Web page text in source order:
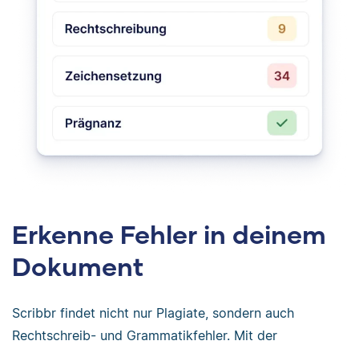
Erkenne Fehler in deinem
Dokument
Scribbr findet nicht nur Plagiate, sondern auch
Rechtschreib- und Grammatikfehler. Mit der